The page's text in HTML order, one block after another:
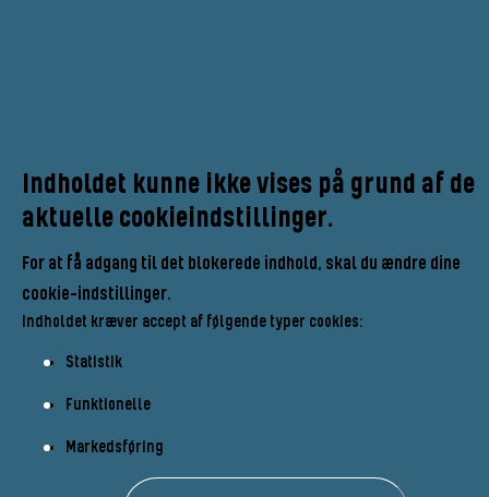
Indholdet kunne ikke vises på grund af de
aktuelle cookieindstillinger.
For at få adgang til det blokerede indhold, skal du ændre dine
cookie-indstillinger.
Indholdet kræver accept af følgende typer cookies:
Statistik
Funktionelle
Markedsføring